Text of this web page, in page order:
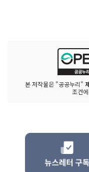
본 저작물은 "공공누리"
조건